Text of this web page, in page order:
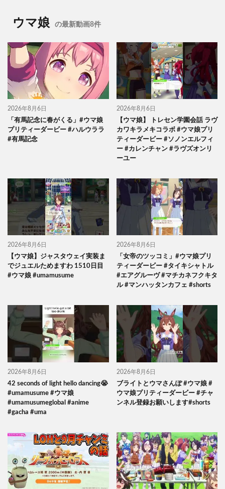
ウマ娘 の最新動画8件
2026年8月6日
「有馬記念に春がくる」#ウマ娘
プリティーダービー #ハルウララ
#有馬記念
2026年8月6日
【ウマ娘】 トレセン学園会話 ラヴ
カワキラメキコラボ #ウマ娘プリ
ティーダービー #ソノンエルフィ
ー #カレンチャン #ラヴズオンリ
ーユー
2026年8月6日
【ウマ娘】ジャスタウェイ実装ま
でジュエルためますわ 1510日目
#ウマ娘 #umamusume
2026年8月6日
「女帝のツッコミ」#ウマ娘プリ
ティーダービー #タイキシャトル
#エアグルーヴ #マチカネフクキタ
ル #マンハッタンカフェ #shorts
2026年8月6日
42 seconds of light hello dancing😭
#umamusume #ウマ娘
#umamusumeglobal #anime
#gacha #uma
2026年8月6日
ブライトとウマさんぽ #ウマ娘 #
ウマ娘プリティーダービー #チャ
ンネル登録お願いします#shorts